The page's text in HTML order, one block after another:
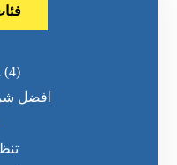
(4)
افضل